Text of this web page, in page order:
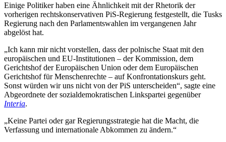
Einige Politiker haben eine Ähnlichkeit mit der Rhetorik der
vorherigen rechtskonservativen PiS-Regierung festgestellt, die Tusks
Regierung nach den Parlamentswahlen im vergangenen Jahr
abgelöst hat.
„Ich kann mir nicht vorstellen, dass der polnische Staat mit den
europäischen und EU-Institutionen – der Kommission, dem
Gerichtshof der Europäischen Union oder dem Europäischen
Gerichtshof für Menschenrechte – auf Konfrontationskurs geht.
Sonst würden wir uns nicht von der PiS unterscheiden“, sagte eine
Abgeordnete der sozialdemokratischen Linkspartei gegenüber
Interia.
„Keine Partei oder gar Regierungsstrategie hat die Macht, die
Verfassung und internationale Abkommen zu ändern.“